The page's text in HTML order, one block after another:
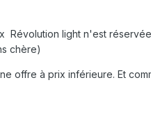
Révolution light n'est
chère)
offre à prix inférieure. Et